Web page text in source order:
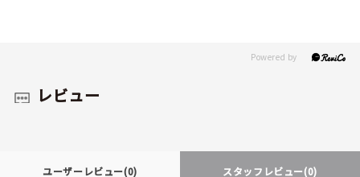
レビュー
ユーザーレビュー(0) スタッフレビュー(0)